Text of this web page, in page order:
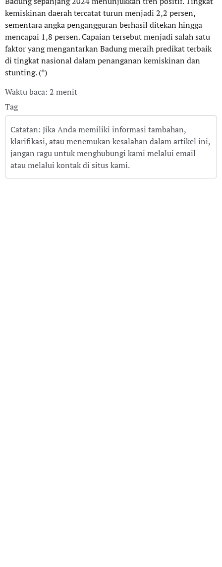
kemiskinan daerah tercatat turun menjadi 2,2 persen,
sementara angka pengangguran berhasil ditekan hingga
mencapai 1,8 persen. Capaian tersebut menjadi salah satu
faktor yang mengantarkan Badung meraih predikat terbaik
di tingkat nasional dalam penanganan kemiskinan dan
stunting. (*)
Waktu baca: 2 menit
Tag
Catatan: Jika Anda memiliki informasi tambahan,
klarifikasi, atau menemukan kesalahan dalam artikel ini,
jangan ragu untuk menghubungi kami melalui email
atau melalui kontak di situs kami.